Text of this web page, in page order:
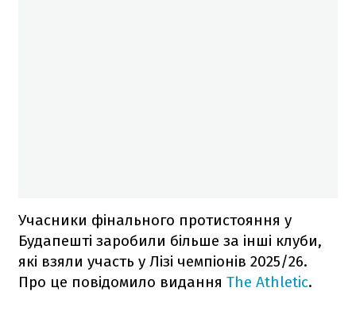
Учасники фінального протистояння у
Будапешті заробили більше за інші клуби,
які взяли участь у Лізі чемпіонів 2025/26.
Про це повідомило видання The Athletic.